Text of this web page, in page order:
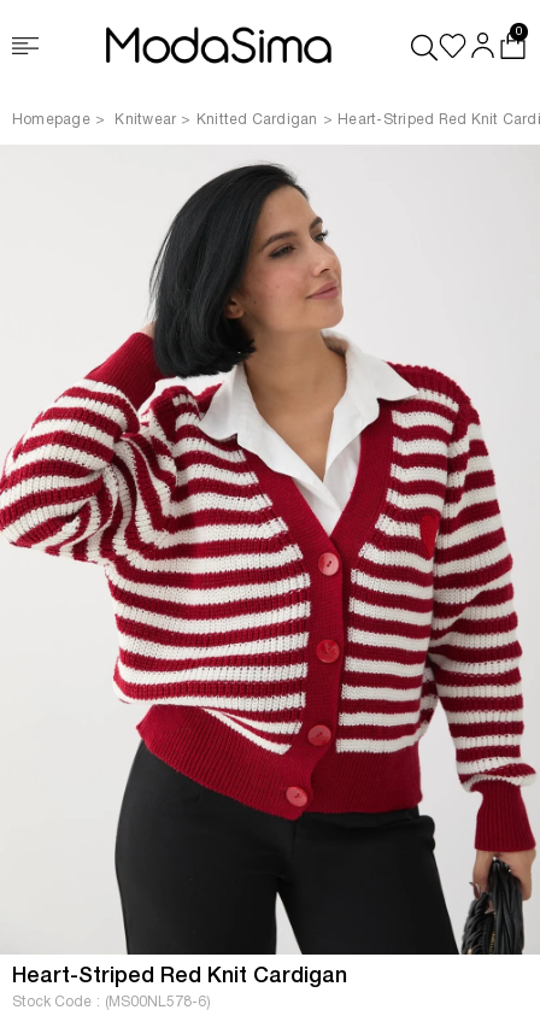
0
Homepage Knitwear Knitted Cardigan Heart-Striped Red Knit
Heart-Striped Red Knit Cardigan
Stock Code (MS00NL578-6)